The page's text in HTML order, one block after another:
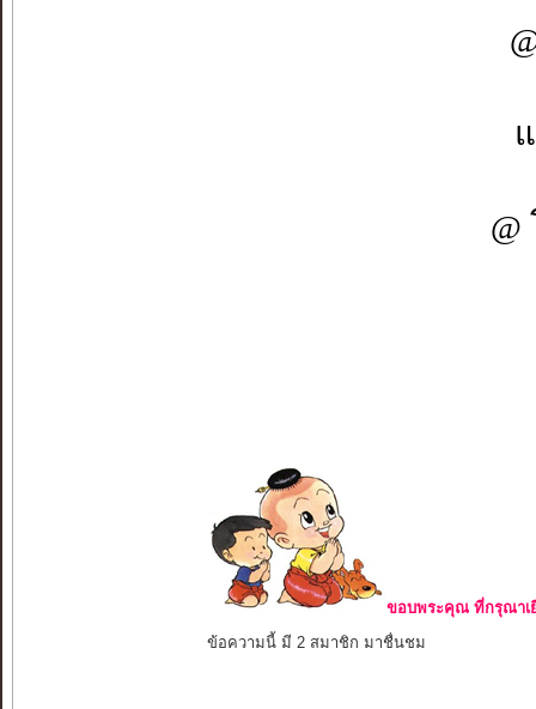
@
ขอบพระคุณ ที่กรุณาเ
ข้อความนี้ มี 2 สมาชิก มาชื่นชม